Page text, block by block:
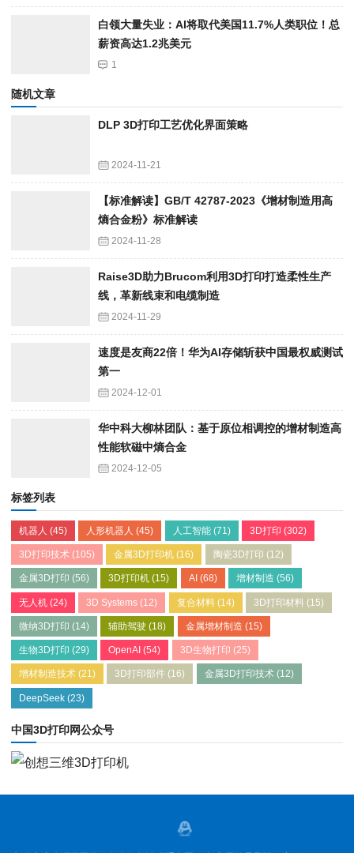
白领大量失业：AI将取代美国11.7%人类职位！总
薪资高达1.2兆美元
1
随机文章
DLP 3D打印工艺优化界面策略
2024-11-21
【标准解读】GB/T 42787-2023《增材制造用高
熵合金粉》标准解读
2024-11-28
Raise3D助力Brucom利用3D打印打造柔性生产
线，革新线束和电缆制造
2024-11-29
速度是友商22倍！华为AI存储斩获中国最权威测试
第一
2024-12-01
华中科大柳林团队：基于原位相调控的增材制造高
性能软磁中熵合金
2024-12-05
标签列表
机器人 (45) 人形机器人 (45) 人工智能(71) 3D打印 (302)
3D打印技术 (105) 金属3D打印机 (16) 陶瓷3D打印 (12)
金属3D打印 (56) 3D打印机 (15) AI (68) 增材制造 (56)
无人机 (24) 3D Systems (12) 复合材料(14) 3D打印材料 (15)
微纳3D打印 (14) 辅助驾驶 (18) 金属增材制造 (15)
生物3D打印 (29) OpenAI (54) 3D生物打印 (25)
增材制造技术 (21) 3D打印部件 (16) 金属3D打印技术(12)
DeepSeek (23)
中国3D打印网公众号